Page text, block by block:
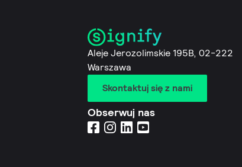
Aleje Jerozolimskie 195B, 02-222
Warszawa
Skontaktuj się z nami
Obserwuj nas